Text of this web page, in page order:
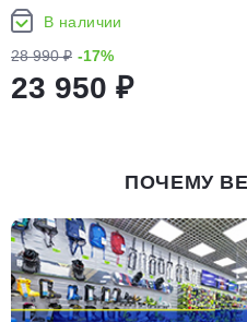
В наличии
28 990 ₽ -17%
23 950 ₽
ПОЧЕМУ